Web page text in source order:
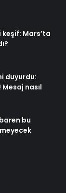
keşif: Mars’ta
duyurdu:
nasıl
bu